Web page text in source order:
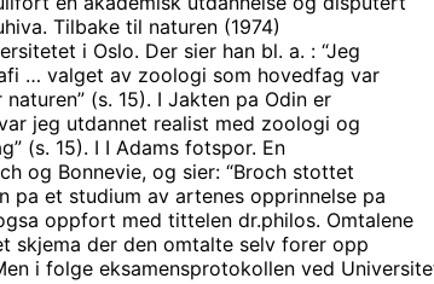
Tilbake til naturen (1974)
i Oslo. Der sier han bl. a. : “Jeg
… valget av zoologi som hovedfag var
(s. 15). I Jakten pa Odin er
jeg utdannet realist med zoologi og
(s. 15). I I Adams fotspor. En
og Bonnevie, og sier: “Broch stottet
pa et studium av artenes opprinnelse pa
oppfort med tittelen dr.philos. Omtalene
skjema der den omtalte selv forer opp
i folge eksamensprotokollen ved